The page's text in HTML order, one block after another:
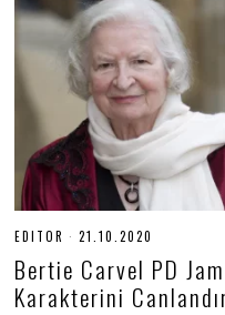
EDITOR 21.10.2020
.
0
Bertie Carvel PD
Karakterini